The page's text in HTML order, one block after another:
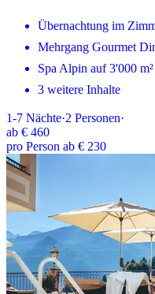
Übernachtung im
Mehrgang Gourmet
Spa Alpin auf 3'000 m²
3 weitere Inhalte
1-7 Nächte·2 Personen·
ab € 460
pro Person ab € 230